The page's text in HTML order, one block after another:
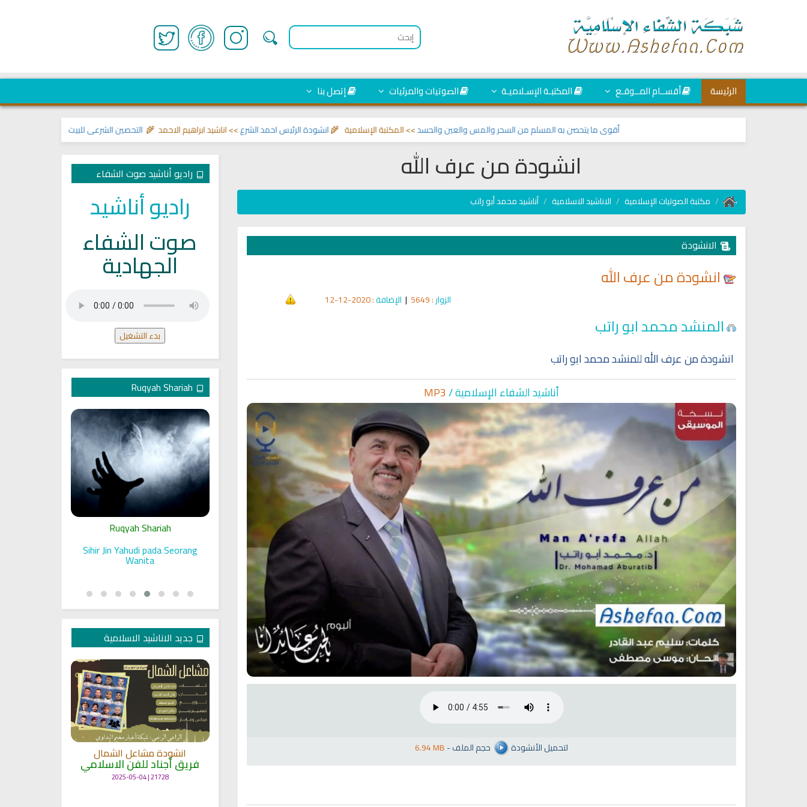
الرئيسة أقســام المــوقـع المكتبـة الإسـلاميـة الصوتيات والمرئيات إتصل بنا
التحصين الشرعي للبيت من إيذاءات ووسوسة انشودة الرئيس احمد الشرع>> اناشيد ابراهيم الاحمد 🌾 أقوى ما يتحصن به المسلم من السحر والمس والعين والحسد>> المكتبة الإسلامية 🌾
انشودة من عرف الله
مكتبة الصوتيات الإسلامية الاناشيد الاسلامية أناشيد محمد أبو راتب
الانشودة
انشودة من عرف الله
الزوار: 5649
| الإضافة: 2020-12-12
المنشد محمد ابو راتب
انشودة من عرف الله للمنشد محمد ابو راتب
أناشيد الشفاء الإسلامية /MP3
6.94 MB- لتحميل الأنشودة حجم الملف
راديو أناشيد صوت الشفاء
راديو أناشيد
صوت الشفاء
الجهادية
بدء التشغيل
Ruqyah Shariah
Discover Islam and Muslims
religion!
Ruqyah Shariah
Why Do You Feel at Peace When
Listening to the Quran, Even If
You Don’t Understand It?
Ruqyah Shariah
Ruqyah according to the Quran
and Sunnah to treat witchcraft,
and the evil eye
Ruqyah Shariah
Ruqyah Shariah Full Mishary
Rashid Al Afasy Mp3 الرقية
الشرعية
Ruqyah Shariah
Sihir Jin Yahudi pada Seorang
Wanita
جديد الاناشيد الاسلامية
انشودة مشاعل الشمال
فريق أجناد للفن الاسلامي
21728 | 2025-05-04